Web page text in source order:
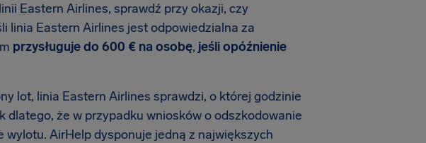
Eastern Airlines, sprawdź przy okazji, czy
linia Eastern Airlines jest odpowiedzialna za
przysługuje do 600 € na osobę, jeśli opóźnienie
lot, linia Eastern Airlines sprawdzi, o której godzinie
dlatego, że w przypadku wniosków o odszkodowanie
AirHelp dysponuje jedną z największych